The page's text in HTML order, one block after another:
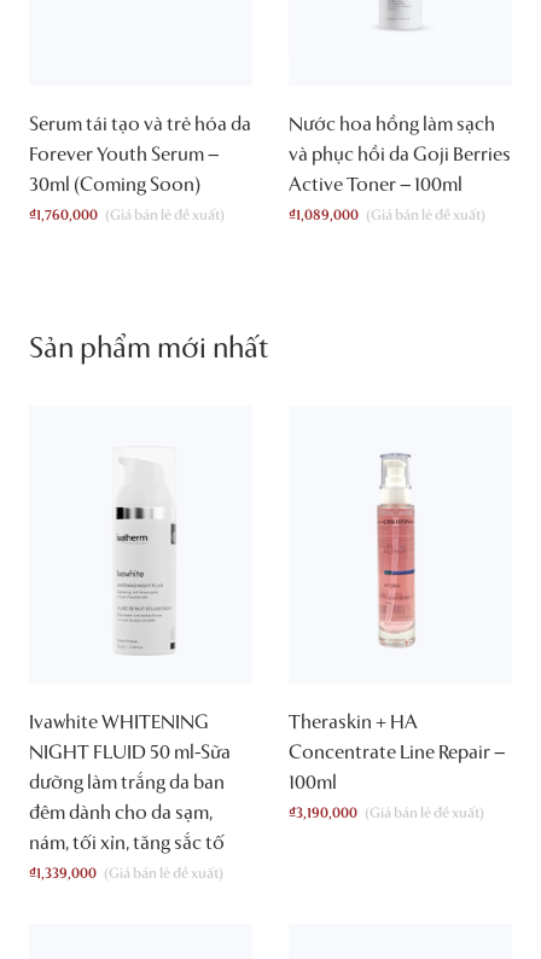
Serum tái tạo và trẻ hóa da
Forever Youth Serum –
30ml (Coming Soon)
₫ 1,760,000
Nước hoa hồng làm sạch
và phục hồi da Goji Berries
Active Toner – 100ml
₫ 1,089,000
Sản phẩm mới nhất
Ivawhite WHITENING
NIGHT FLUID 50 ml-Sữa
dưỡng làm trắng da ban
đêm dành cho da sạm,
nám, tối xỉn, tăng sắc tố
₫1,339,000
Theraskin + HA
Concentrate Line Repair –
100ml
₫3,190,000